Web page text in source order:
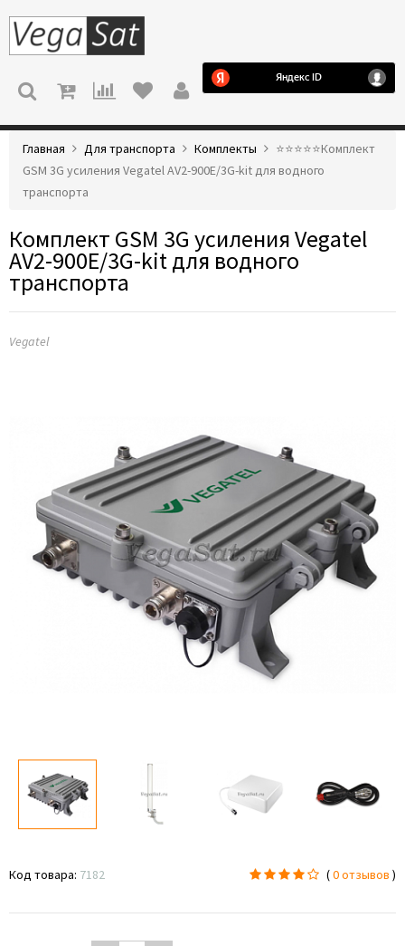
МЕНЮ
Главная Для транспорта Комплекты
⭐️⭐️⭐️⭐️⭐️Комплект
GSM 3G усиления Vegatel AV2-900E/3G-kit для водного
транспорта
Комплект GSM 3G усиления Vegatel
AV2-900E/3G-kit для водного
транспорта
Vegatel
Код товара: 7182 (0 отзывов )